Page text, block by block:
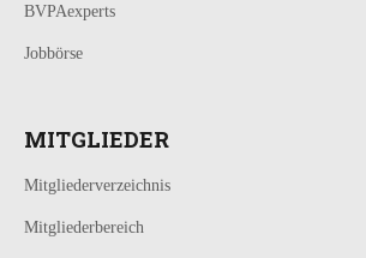
BVPAexperts
Jobbörse
MITGLIEDER
Mitgliederverzeichnis
Mitgliederbereich